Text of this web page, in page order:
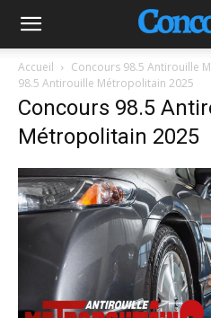
Accueil Concours 98.5 Antirouille
98.5 Antirouille Métropolitain 2025
Concours 98.5
Métropolitain 2025